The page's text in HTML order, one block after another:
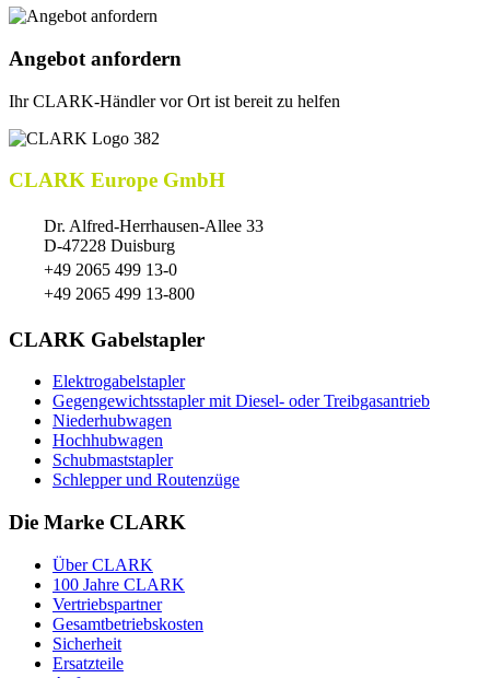
Angebot anfordern
Ihr CLARK-Händler vor Ort ist bereit zu helfen
CLARK Europe GmbH
Dr. Alfred-Herrhausen-Allee 33
D-47228 Duisburg
+49 2065 499 13-0
+49 2065 499 13-800
CLARK Gabelstapler
Elektrogabelstapler
Gegengewichtsstapler mit Diesel- oder Treibgasantrieb
Niederhubwagen
Hochhubwagen
Schubmaststapler
Schlepper und Routenzüge
Die Marke CLARK
Über CLARK
100 Jahre CLARK
Vertriebspartner
Gesamtbetriebskosten
Sicherheit
Ersatzteile